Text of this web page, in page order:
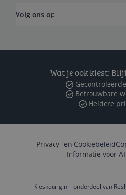
Volg ons op
Wat je ook kiest:
Betrouwbare
Heldere
Privacy- en Cookiebeleid
Informatie voor AI
Kieskeurig.nl - onderdeel van